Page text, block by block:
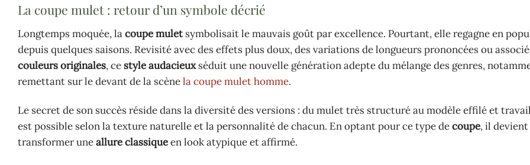
La coupe mulet : retour d’un symbole décrié
Longtemps moquée, lacoupe mulet symbolisait le mauvais goût par excellence. Pourtant, elle regagne en
depuis quelques saisons. Revisité avec des effets plus doux, des variations de longueurs prononcées ou
couleurs originales, cestyle audacieuxséduit une nouvelle génération adepte du mélange des genres,
remettant sur le devant de la scènela coupe mulet homme.
Le secret de son succès réside dans la diversité des versions : du mulet très structuré au modèle effilé et
est possible selon la texture naturelle et la personnalité de chacun. En optant pour ce type decoupe, il
transformer uneallure classiqueen look atypique et affirmé.